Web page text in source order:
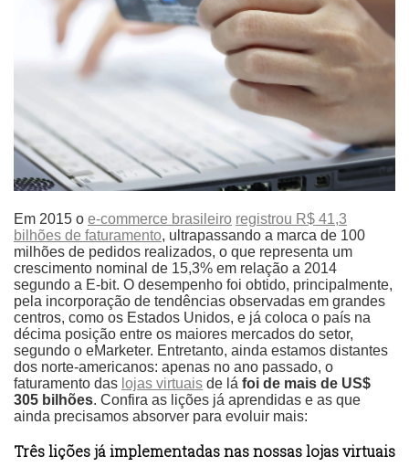
Em 2015 o e-commerce brasileiro registrou R$ 41,3
bilhões de faturamento, ultrapassando a marca de 100
milhões de pedidos realizados, o que representa um
crescimento nominal de 15,3% em relação a 2014
segundo a E-bit. O desempenho foi obtido, principalmente,
pela incorporação de tendências observadas em grandes
centros, como os Estados Unidos, e já coloca o país na
décima posição entre os maiores mercados do setor,
segundo o eMarketer. Entretanto, ainda estamos distantes
dos norte-americanos: apenas no ano passado, o
faturamento das lojas virtuais de lá foi de mais de US$
305 bilhões. Confira as lições já aprendidas e as que
ainda precisamos absorver para evoluir mais:
Três lições já implementadas nas nossas lojas virtuais